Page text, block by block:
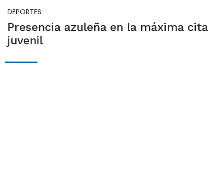
DEPORTES
Presencia azuleña en la máxima cita
juvenil